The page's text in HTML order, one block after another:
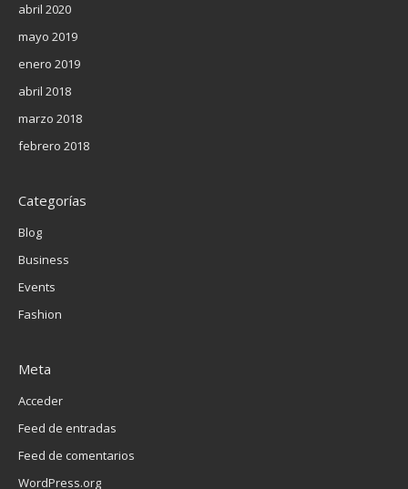
abril 2020
mayo 2019
enero 2019
abril 2018
marzo 2018
febrero 2018
Categorías
Blog
Business
Events
Fashion
Meta
Acceder
Feed de entradas
Feed de comentarios
WordPress.org